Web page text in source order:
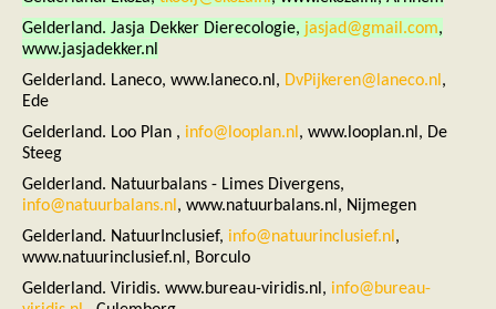
Weetjes
Meer weten
Links
Boeken en tijdschriften
Nieuwsberichten
Nederland
Buitenland
Meer dan vleermuizen
Handleidingen
Vlendag presentaties
Vlennieuwsbrief
Overige publicaties
Gelderland. Jasja Dekker Dierecologie, jasjad@gmail.com,
www.jasjadekker.nl
Gelderland. Laneco, www.laneco.nl, DvPijkeren@laneco.nl ,
Ede
Gelderland. Loo Plan , info@looplan.nl , www.looplan.nl, De
Steeg
Gelderland. Natuurbalans - Limes Divergens,
info@natuurbalans.nl , www.natuurbalans.nl, Nijmegen
Gelderland. NatuurInclusief, info@natuurinclusief.nl ,
www.natuurinclusief.nl, Borculo
Gelderland. Viridis. www.bureau-viridis.nl, info@bureau-